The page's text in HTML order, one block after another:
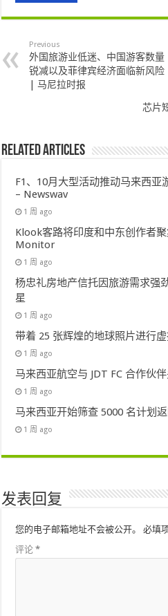
Previous
外国旅游业低迷、中国游客数量
锐减以及菲律宾经济面临新风险
| 马尼拉时报
芯片
Related Articles
F1、10月大型活动推动马来西亚
– Newswav
1 周 ago
Klook客路将印度和中东创作者
Monitor
1 周 ago
杨忠礼房地产信托因旅游需求强
星
1 周 ago
带着 25 张辉煌的地球照片进行
1 周 ago
马来西亚航空与 JDT FC 合作伙
1 周 ago
马来西亚开始筛查 5000 名计划
1 周 ago
发表回复
您的电子邮箱地址不会被公开。 必填
评论*